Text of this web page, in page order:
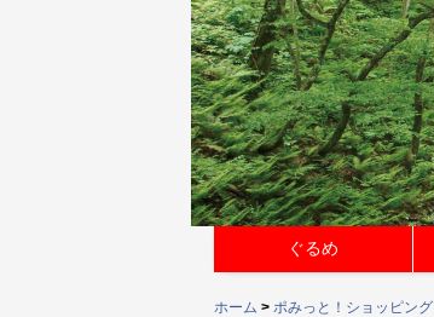
ぐるめ
ホーム > ポみっと！ショッピング